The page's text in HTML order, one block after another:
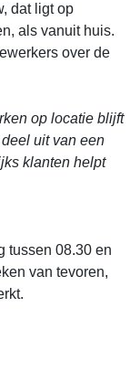
dat ligt op
als vanuit huis.
over de
op locatie blijft
uit van een
klanten helpt
tussen 08.30 en
van tevoren,